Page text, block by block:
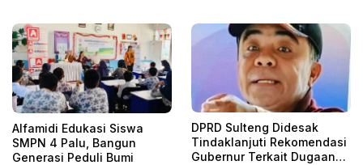
Alfamidi Edukasi Siswa
SMPN 4 Palu, Bangun
Generasi Peduli Bumi
DPRD Sulteng Didesak
Tindaklanjuti Rekomendasi
Gubernur Terkait Dugaan